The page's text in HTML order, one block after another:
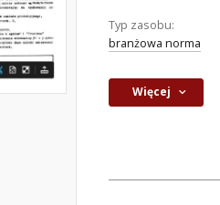
Typ zasobu:
branżowa norma
Więcej